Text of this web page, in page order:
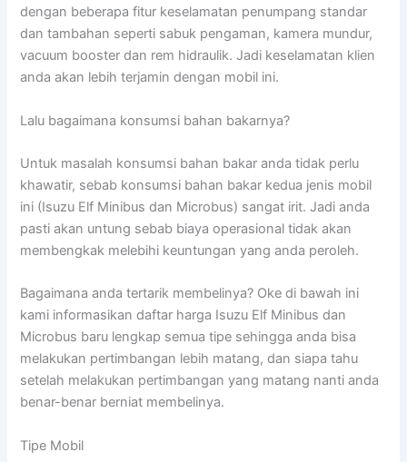
dengan beberapa fitur keselamatan penumpang standar
dan tambahan seperti sabuk pengaman, kamera mundur,
vacuum booster dan rem hidraulik. Jadi keselamatan klien
anda akan lebih terjamin dengan mobil ini.
Lalu bagaimana konsumsi bahan bakarnya?
Untuk masalah konsumsi bahan bakar anda tidak perlu
khawatir, sebab konsumsi bahan bakar kedua jenis mobil
ini (Isuzu Elf Minibus dan Microbus) sangat irit. Jadi anda
pasti akan untung sebab biaya operasional tidak akan
membengkak melebihi keuntungan yang anda peroleh.
Bagaimana anda tertarik membelinya? Oke di bawah ini
kami informasikan daftar harga Isuzu Elf Minibus dan
Microbus baru lengkap semua tipe sehingga anda bisa
melakukan pertimbangan lebih matang, dan siapa tahu
setelah melakukan pertimbangan yang matang nanti anda
benar-benar berniat membelinya.
Tipe Mobil